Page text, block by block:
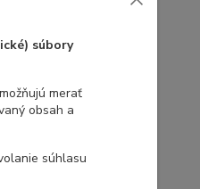
súbory
merať
obsah a
súhlasu